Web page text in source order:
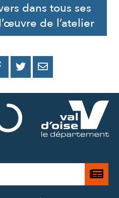
dans tous ses
de l’atelier
PARTAGER
FACEBOOK
PARTAGER
PARTAGER
MAIL
Je